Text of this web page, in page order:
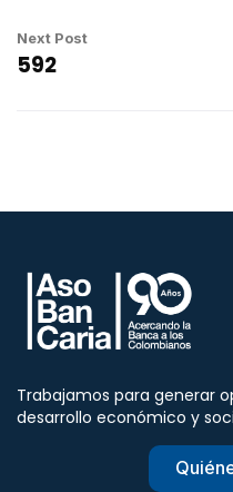
Next Post
592
Trabajamos para generar
desarrollo económico y